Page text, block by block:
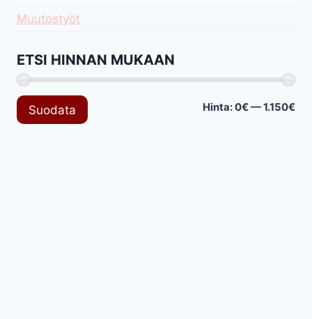
Muutostyöt
ETSI HINNAN MUKAAN
Suodata Hinta:0€—1.150€